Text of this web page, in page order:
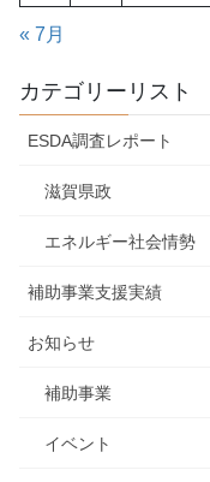
« 7月
カテゴリーリスト
ESDA調査レポート
滋賀県政
エネルギー社会情勢
補助事業支援実績
お知らせ
補助事業
イベント